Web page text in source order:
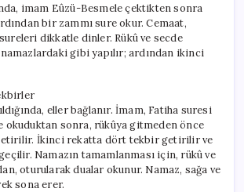
imam Eûzü-Besmele çektikten sonra
bir zammı sure okur. Cemaat,
dikkatle dinler. Rükû ve secde
gibi yapılır; ardından ikinci
eller bağlanır. İmam, Fatiha suresi
okuduktan sonra, rükûya gitmeden önce
İkinci rekatta dört tekbir getirilir ve
Namazın tamamlanması için, rükû ve
oturularak dualar okunur. Namaz, sağa ve
sona erer.